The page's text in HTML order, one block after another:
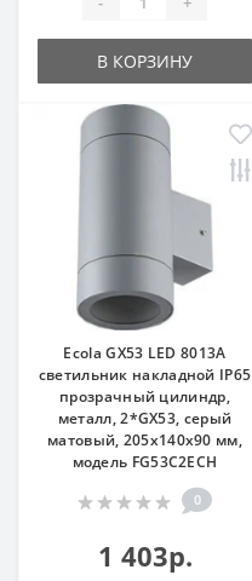
В КОРЗИНУ
Ecola GX53 LED 8013A
светильник накладной IP65
прозрачный цилиндр,
металл, 2*GX53, серый
матовый, 205x140x90 мм,
модель FG53C2ECH
0
1 403р.